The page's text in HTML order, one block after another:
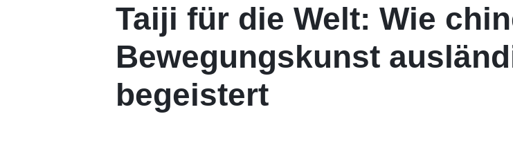
Taiji für die Welt: Wie
Bewegungskunst
begeistert